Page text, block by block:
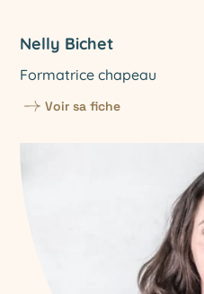
Nelly Bichet
Formatrice chapeau
Voir sa fiche